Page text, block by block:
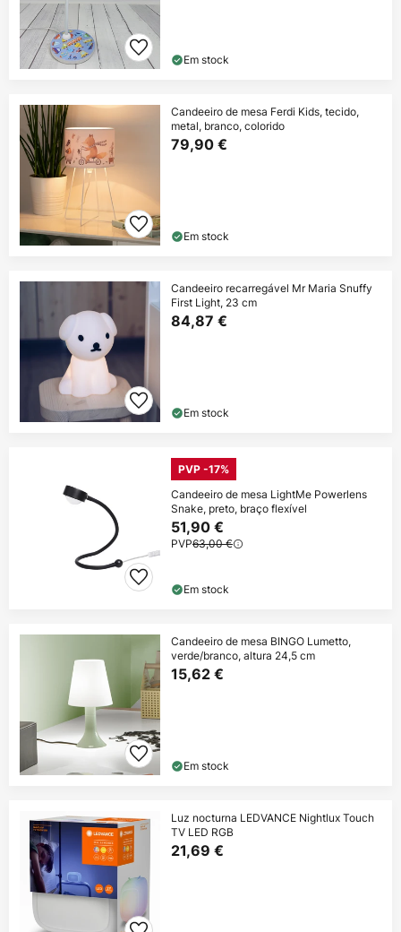
Em stock
Candeeiro de mesa Ferdi Kids, tecido,
metal, branco, colorido
79,90 €
Em stock
Candeeiro recarregável Mr Maria Snuffy
First Light, 23 cm
84,87 €
Em stock
PVP -17%
Candeeiro de mesa LightMe Powerlens
Snake, preto, braço flexível
51,90 €
PVP63,00 €
Em stock
Candeeiro de mesa BINGO Lumetto,
verde/branco, altura 24,5 cm
15,62 €
Em stock
Luz nocturna LEDVANCE Nightlux Touch
TV LED RGB
21,69 €